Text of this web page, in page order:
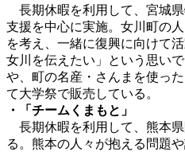
長期休暇を利用して、宮城
支援を中心に実施。女川町の
を考え、一緒に復興に向けて
女川を伝えたい」という思い
や、町の名産・さんまを使っ
て大学祭で販売している。
・「チームくまもと」
長期休暇を利用して、熊本
る。熊本の人々が抱える問題